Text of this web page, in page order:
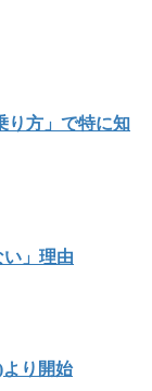
り方」で特に知
」理由
り開始